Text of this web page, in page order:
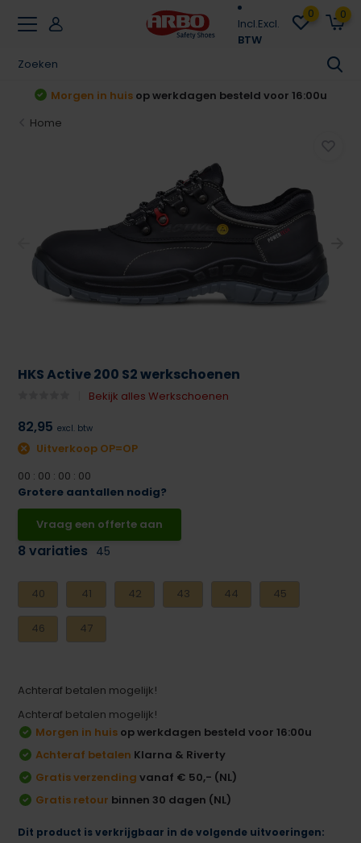
Incl.Excl.
BTW
0 0
Achteraf betalenKlarna & Riverty
Home
HKS Active 200 S2 werkschoenen
Bekijk alles Werkschoenen
82,95 excl. btw
Uitverkoop OP=OP
00 : 00 : 00 : 00
Grotere aantallen nodig?
Vraag een offerte aan
8 variaties 45
40 41 42 43 44 45
46 47
Achteraf betalen mogelijk!
Achteraf betalen mogelijk!
Morgen in huis op werkdagen besteld voor 16:00u
Achteraf betalen Klarna & Riverty
Gratis verzending vanaf € 50,- (NL)
Gratis retour binnen 30 dagen (NL)
Dit product is verkrijgbaar in de volgende uitvoeringen: